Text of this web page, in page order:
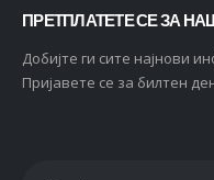
ПРЕТПЛАТЕТЕ СЕ ЗА
Добијте ги сите најнови
Пријавете се за билтен